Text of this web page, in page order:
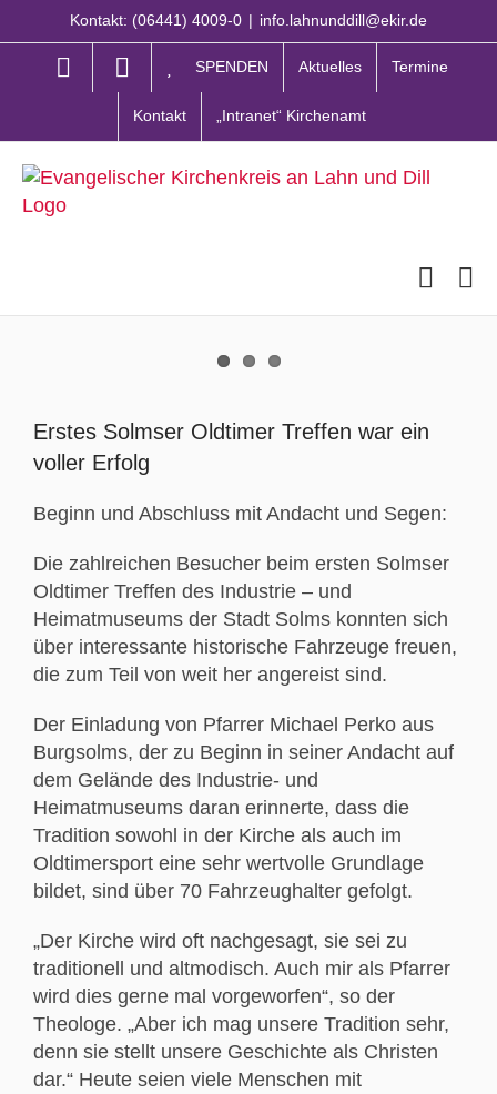
Inhalt
Kontakt: (06441) 4009-0 | info.lahnunddill@ekir.de
SPENDEN Aktuelles Termine
Kontakt „Intranet“ Kirchenamt
grösseres
Bild
Erstes Solmser Oldtimer Treffen war ein
voller Erfolg
Beginn und Abschluss mit Andacht und Segen:
Die zahlreichen Besucher beim ersten Solmser
Oldtimer Treffen des Industrie – und
Heimatmuseums der Stadt Solms konnten sich
über interessante historische Fahrzeuge freuen,
die zum Teil von weit her angereist sind.
Der Einladung von Pfarrer Michael Perko aus
Burgsolms, der zu Beginn in seiner Andacht auf
dem Gelände des Industrie- und
Heimatmuseums daran erinnerte, dass die
Tradition sowohl in der Kirche als auch im
Oldtimersport eine sehr wertvolle Grundlage
bildet, sind über 70 Fahrzeughalter gefolgt.
„Der Kirche wird oft nachgesagt, sie sei zu
traditionell und altmodisch. Auch mir als Pfarrer
wird dies gerne mal vorgeworfen“, so der
Theologe. „Aber ich mag unsere Tradition sehr,
denn sie stellt unsere Geschichte als Christen
dar.“ Heute seien viele Menschen mit